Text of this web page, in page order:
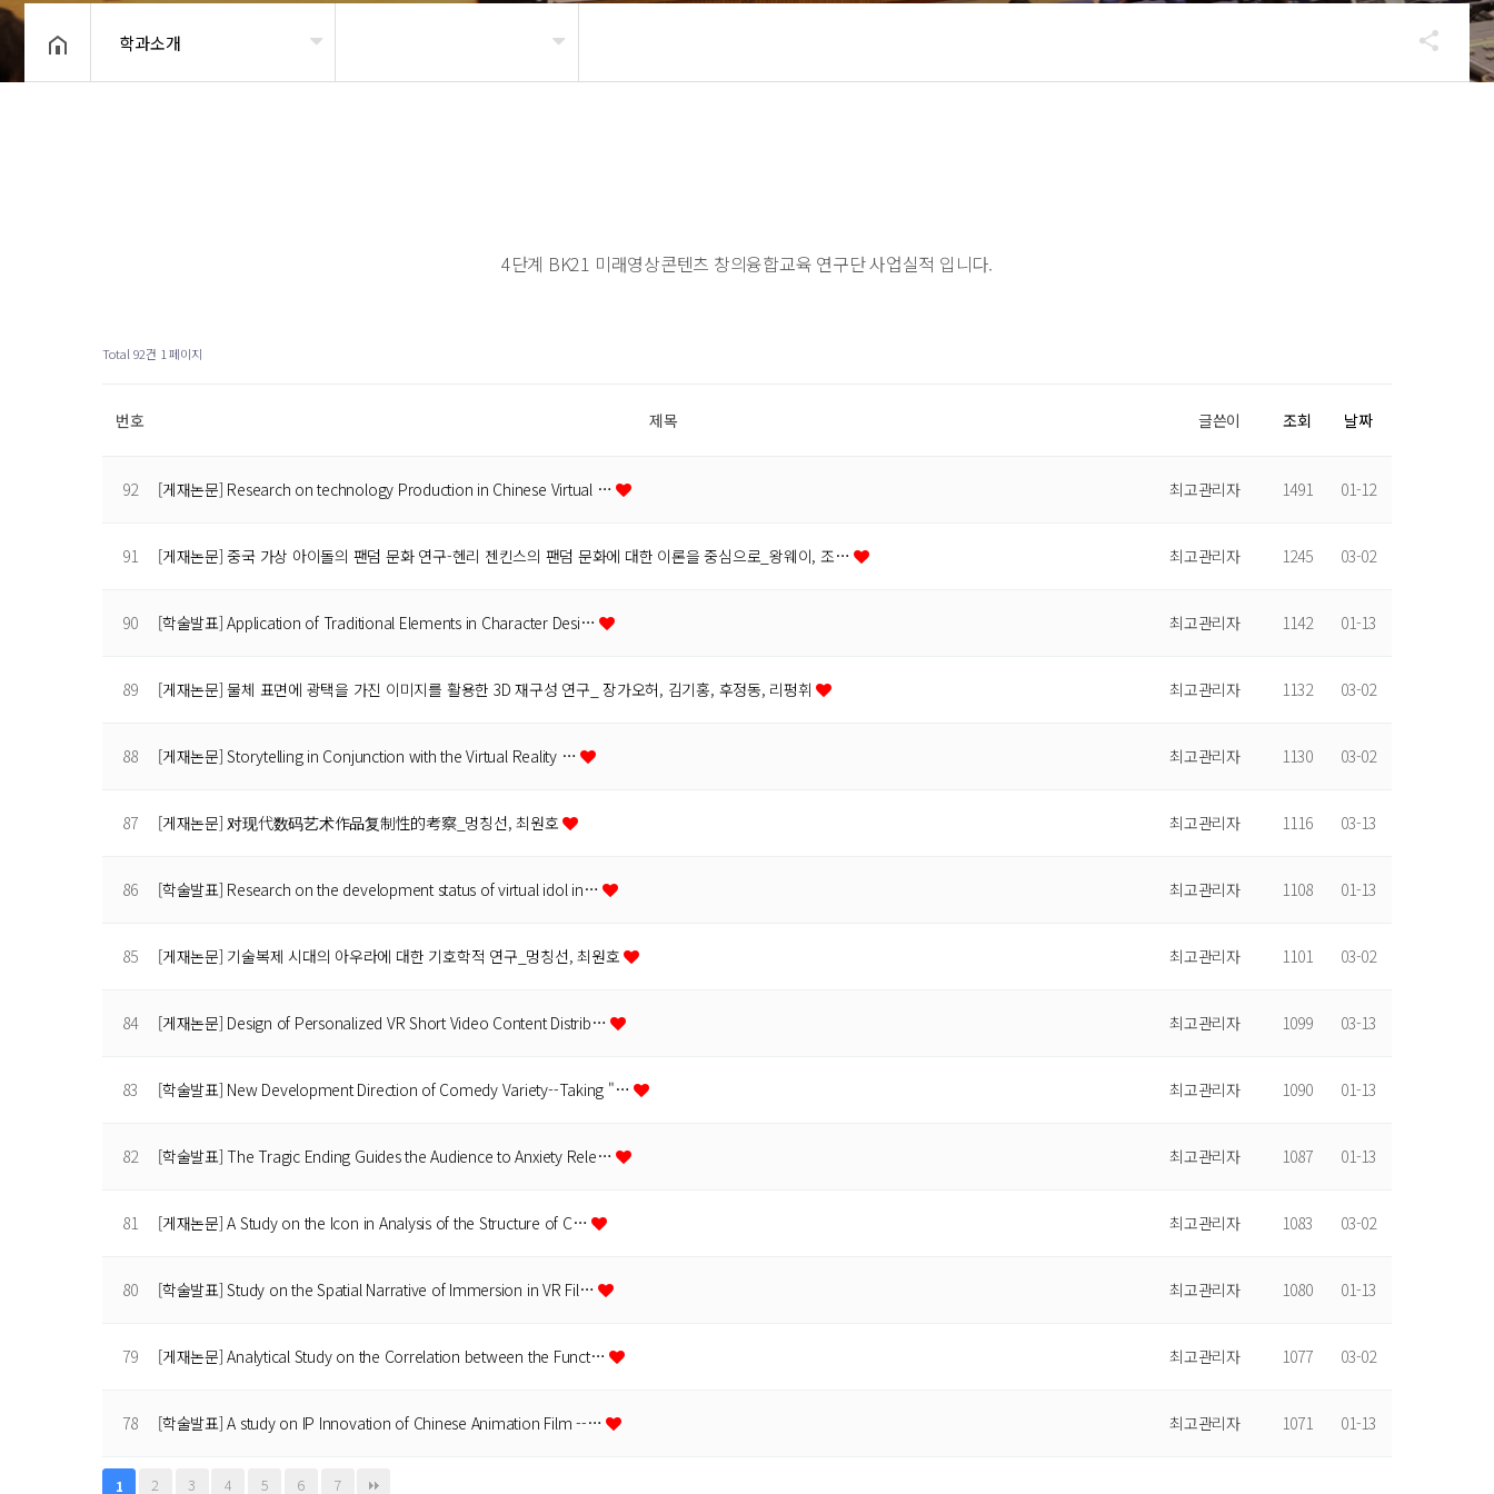
학과소개
4단계 BK21 미래영상콘텐츠 창의융합교육 연구단 사업실적 입니다.
Total 92건 1 페이지
번호 제목 글쓴이 조회 날짜
92 [게재논문] Research on technology Production in Chinese Virtual … 최고관리자 1491 01-12
91 [게재논문] 중국 가상 아이돌의 팬덤 문화 연구-헨리 젠킨스의 팬덤 문화에 대한 이론을 중심으로_왕웨이, 조… 최고관리자 1245 03-02
90 [학술발표] Application of Traditional Elements in Character Desi… 최고관리자 1142 01-13
89 [게재논문] 물체 표면에 광택을 가진 이미지를 활용한 3D 재구성 연구_ 장가오허, 김기홍, 후정동, 리펑휘 최고관리자 1132 03-02
88 [게재논문] Storytelling in Conjunction with the Virtual Reality … 최고관리자 1130 03-02
87 [게재논문] 对现代数码艺术作品复制性的考察_멍칭선, 최원호 최고관리자 1116 03-13
86 [학술발표] Research on the development status of virtual idol in… 최고관리자 1108 01-13
85 [게재논문] 기술복제 시대의 아우라에 대한 기호학적 연구_멍칭선, 최원호 최고관리자 1101 03-02
84 [게재논문] Design of Personalized VR Short Video Content Distrib… 최고관리자 1099 03-13
83 [학술발표] New Development Direction of Comedy Variety--Taking "… 최고관리자 1090 01-13
82 [학술발표] The Tragic Ending Guides the Audience to Anxiety Rele… 최고관리자 1087 01-13
81 [게재논문] A Study on the Icon in Analysis of the Structure of C… 최고관리자 1083 03-02
80 [학술발표] Study on the Spatial Narrative of Immersion in VR Fil… 최고관리자 1080 01-13
79 [게재논문] Analytical Study on the Correlation between the Funct… 최고관리자 1077 03-02
78 [학술발표] A study on IP Innovation of Chinese Animation Film --… 최고관리자 1071 01-13
1 2 3 4 5 6 7